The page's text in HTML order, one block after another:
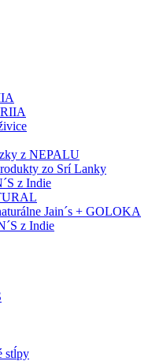
z NEPALU
zo Srí Lanky
z Indie
Jain´s + GOLOKA
z Indie
stĺpy